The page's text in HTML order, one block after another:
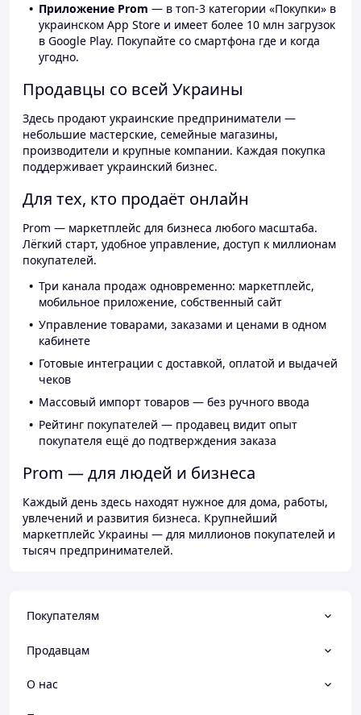
Приложение Prom — в топ-3 категории «Покупки» в
украинском App Store и имеет более 10 млн загрузок
в Google Play. Покупайте со смартфона где и когда
угодно.
Продавцы со всей Украины
Здесь продают украинские предприниматели —
небольшие мастерские, семейные магазины,
производители и крупные компании. Каждая покупка
поддерживает украинский бизнес.
Для тех, кто продаёт онлайн
Prom — маркетплейс для бизнеса любого масштаба.
Лёгкий старт, удобное управление, доступ к миллионам
покупателей.
Три канала продаж одновременно: маркетплейс,
мобильное приложение, собственный сайт
Управление товарами, заказами и ценами в одном
кабинете
Готовые интеграции с доставкой, оплатой и выдачей
чеков
Массовый импорт товаров — без ручного ввода
Рейтинг покупателей — продавец видит опыт
покупателя ещё до подтверждения заказа
Prom — для людей и бизнеса
Каждый день здесь находят нужное для дома, работы,
увлечений и развития бизнеса. Крупнейший
маркетплейс Украины — для миллионов покупателей и
тысяч предпринимателей.
Покупателям
Продавцам
О нас